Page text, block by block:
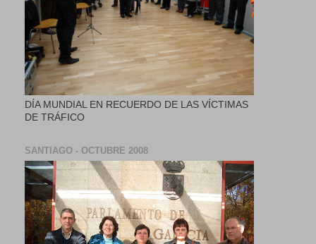
DÍA MUNDIAL EN RECUERDO DE LAS VÍCTIMAS
DE TRÁFICO
SANTIAGO - OCTUBRE 2008